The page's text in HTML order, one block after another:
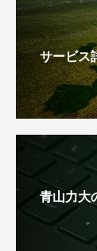
サービス
青山力大